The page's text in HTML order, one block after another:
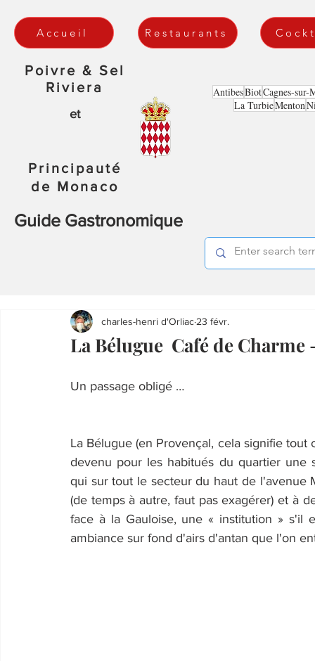
Accueil Restaurants
Poivre & Sel
Riviera
et
Principauté
de Monaco
Guide Gastronomique
AntibesBiotCagnes-sur-
La TurbieMenton
La Bélugue Café de
charles-henri d'Orliac 23 févr.
Un passage obligé …
La Bélugue (en Provençal, cela signifie
devenu pour les habitués du quartier une
qui sur tout le secteur du haut de l'avenue
(de temps à autre, faut pas exagérer) et à
face à la Gauloise, une « institution »
ambiance sur fond d'airs d'antan que l'on